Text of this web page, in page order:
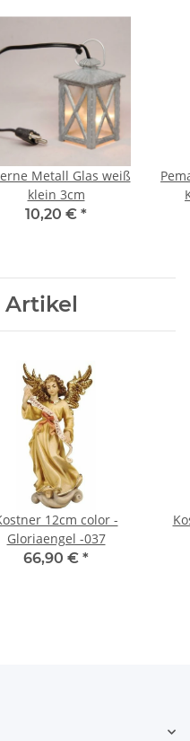
Metall Glas weiß
klein 3cm
10,20 € *
12cm color -
Gloriaengel -037
66,90 € *